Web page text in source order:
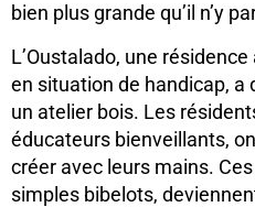
bien plus grande qu’il n’y
L’Oustalado, une
en situation de handicap, a
un atelier bois. Les
éducateurs bienveillants,
créer avec leurs mains.
simples bibelots,